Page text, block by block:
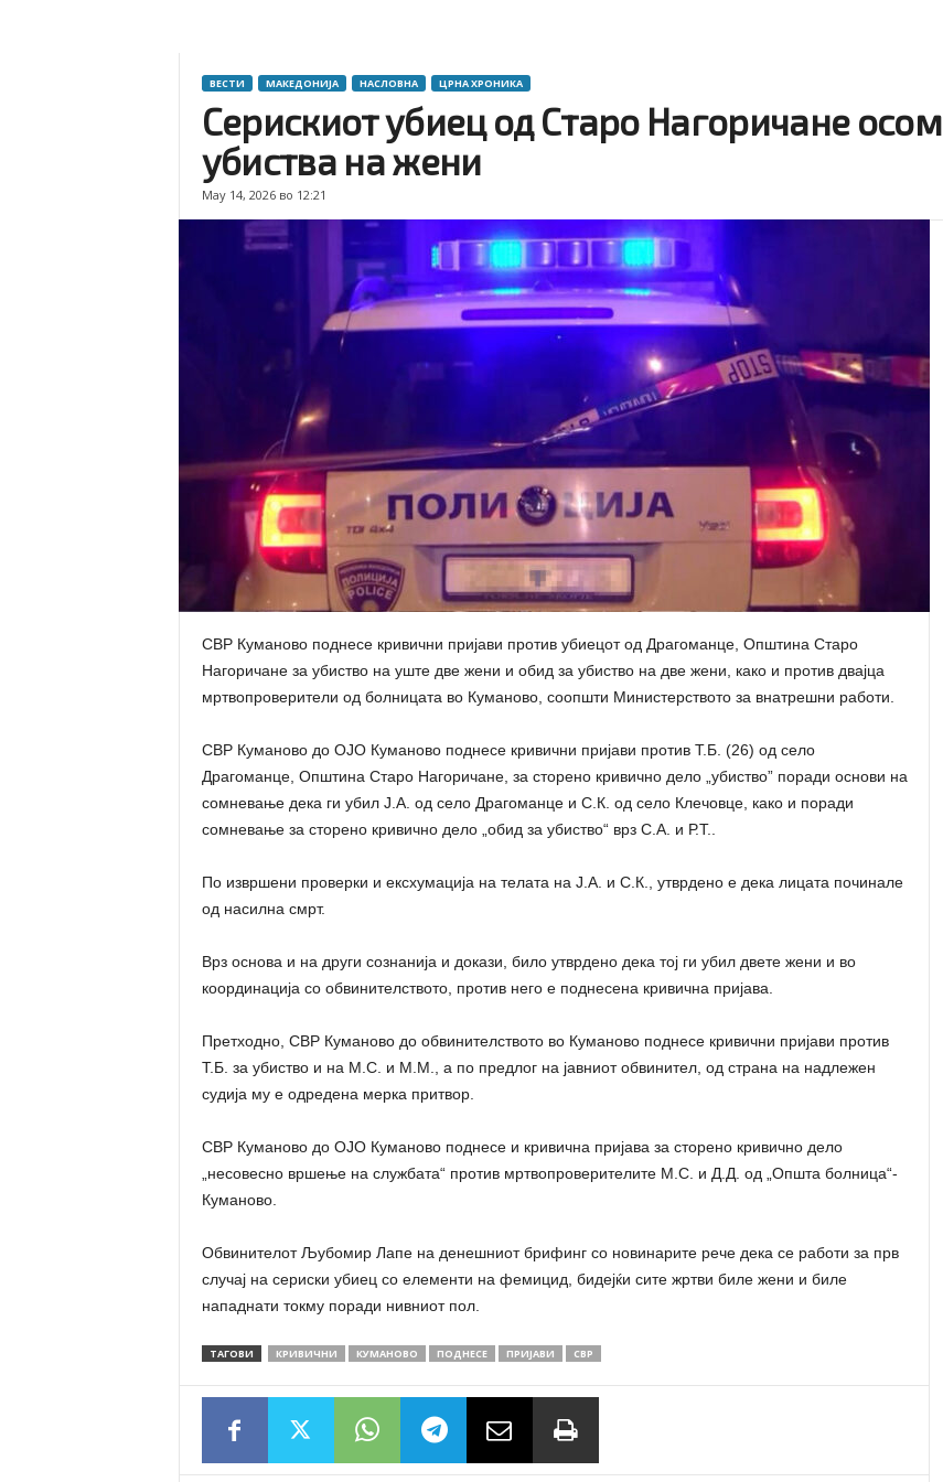
ВЕСТИ МАКЕДОНИЈА НАСЛОВНА ЦРНА ХРОНИКА
Серискиот убиец од Старо Нагоричане
убиства на жени
May 14, 2026 во 12:21
СВР Куманово поднесе кривични пријави против убиецот од Драгоманце, Општина Старо
Нагоричане за убиство на уште две жени и обид за убиство на две жени, како и против двајца
мртвопроверители од болницата во Куманово, соопшти Министерството за внатрешни работи.
СВР Куманово до ОЈО Куманово поднесе кривични пријави против Т.Б. (26) од село
Драгоманце, Општина Старо Нагоричане, за сторено кривично дело „убиство” поради основи на
сомневање дека ги убил Ј.А. од село Драгоманце и С.К. од село Клечовце, како и поради
сомневање за сторено кривично дело „обид за убиство“ врз С.А. и Р.Т..
По извршени проверки и ексхумација на телата на Ј.А. и С.К., утврдено е дека лицата починале
од насилна смрт.
Врз основа и на други сознанија и докази, било утврдено дека тој ги убил двете жени и во
координација со обвинителството, против него е поднесена кривична пријава.
Претходно, СВР Куманово до обвинителството во Куманово поднесе кривични пријави против
Т.Б. за убиство и на М.С. и М.М., а по предлог на јавниот обвинител, од страна на надлежен
судија му е одредена мерка притвор.
СВР Куманово до ОЈО Куманово поднесе и кривична пријава за сторено кривично дело
„несовесно вршење на службата“ против мртвопроверителите М.С. и Д.Д. од „Општа болница“-
Куманово.
Обвинителот Љубомир Лапе на денешниот брифинг со новинарите рече дека се работи за прв
случај на сериски убиец со елементи на фемицид, бидејќи сите жртви биле жени и биле
нападнати токму поради нивниот пол.
ТАГОВИ КРИВИЧНИ КУМАНОВО ПОДНЕСЕ ПРИЈАВИ СВР